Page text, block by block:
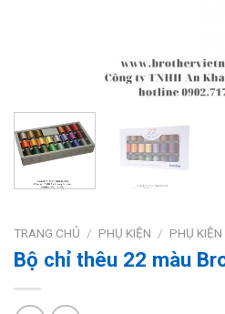
TRANG CHỦ / PHỤ KIỆN / PHỤ
Bộ chỉ thêu 22 màu